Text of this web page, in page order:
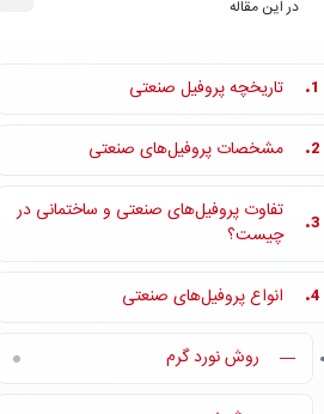
در این مقاله
1. تاریخچه پروفیل صنعتی
2. مشخصات پروفیل‌های صنعتی
3.
تفاوت پروفیل‌های صنعتی و ساختمانی در
چیست؟
4. انواع پروفیل‌های صنعتی
— روش نورد گرم